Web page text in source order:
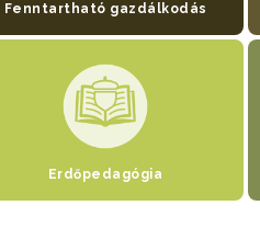
Fenntartható gazdálkodás
Erdőpedagógia